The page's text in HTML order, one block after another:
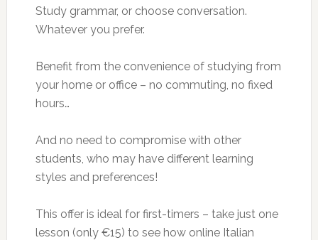
Study grammar, or choose conversation.
Whatever you prefer.
Benefit from the convenience of studying from
your home or office – no commuting, no fixed
hours…
And no need to compromise with other
students, who may have different learning
styles and preferences!
This offer is ideal for first-timers – take just one
lesson (only €15) to see how online Italian